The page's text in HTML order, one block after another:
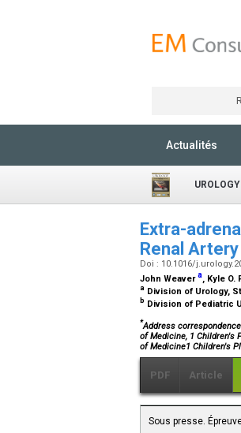
Actualités
UROLOGY
Extra-
Renal
Doi : 10.1016/
John Weavera, Kyle O.
a Division of Urology,
b Division of Pediatric
*Address
of Medicine, 1 Children's
of Medicine1 Children's
PDF Article
Sous presse.